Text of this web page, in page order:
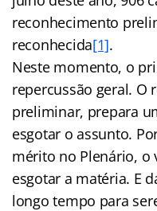
reconhecimento
reconhecida[1].
Neste momento, o
repercussão geral. O
preliminar, prepara
esgotar o assunto.
mérito no Plenário, o
esgotar a matéria. E
longo tempo para